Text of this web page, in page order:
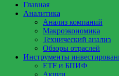
Главная
Аналитика
Анализ компаний
Макроэкономика
Технический анализ
Обзоры отраслей
Инструменты
ETF и БПИФ
Акции